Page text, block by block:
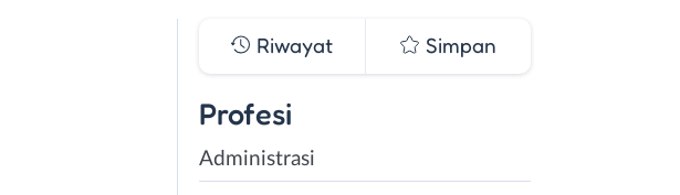
Riwayat Simpan
Profesi
Administrasi